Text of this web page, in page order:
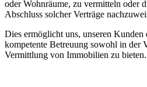
oder Wohnräume, zu vermitteln oder
Abschluss solcher Verträge
Dies ermöglicht uns, unseren Kunden
kompetente Betreuung sowohl in der
Vermittlung von Immobilien zu bieten.